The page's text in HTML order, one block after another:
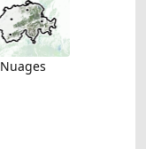
Nuages